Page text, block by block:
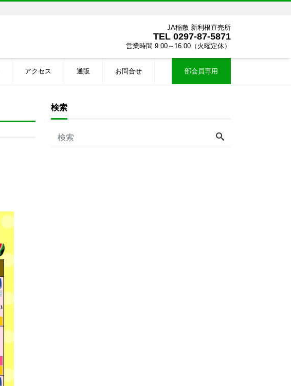
JA稲敷 新利根直売所
TEL 0297-87-5871
営業時間 9:00～16:00（火曜定休）
アクセス 通販 お問合せ 部会員専用
検索